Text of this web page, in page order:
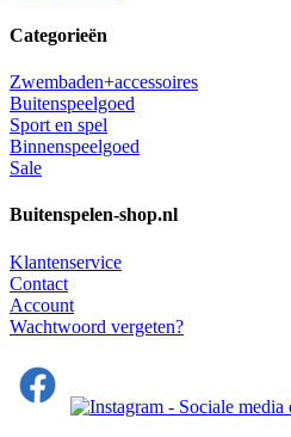
Categorieën
Zwembaden+accessoires
Buitenspeelgoed
Sport en spel
Binnenspeelgoed
Sale
Buitenspelen-shop.nl
Klantenservice
Contact
Account
Wachtwoord vergeten?